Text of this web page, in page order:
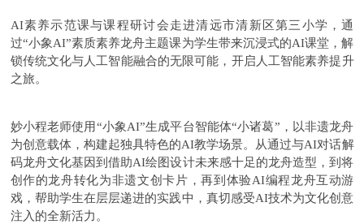
AI素养示范课与课程研讨会走进清远市清新区第三小学，通
过“小象AI”素质素养龙舟主题课为学生带来沉浸式的AI课堂，解
锁传统文化与人工智能融合的无限可能，开启人工智能素养提升
之旅。
妙小程老师使用“小象AI”生成平台智能体“小诸葛”，以非遗龙舟
为创意载体，构建起独具特色的AI教学场景。从通过与AI对话解
码龙舟文化基因到借助AI绘图设计未来感十足的龙舟造型，到将
创作的龙舟转化为非遗文创卡片，再到体验AI编程龙舟互动游
戏，帮助学生在层层递进的实践中，真切感受AI技术为文化创意
注入的全新活力。